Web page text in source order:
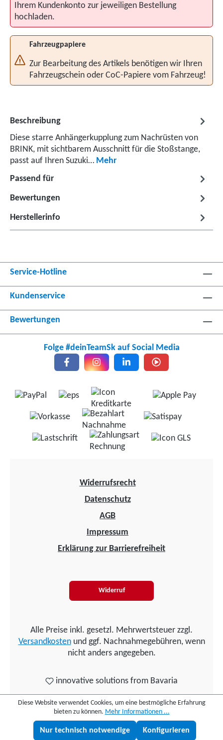
Ihrem Kundenkonto zur jeweiligen Bestellung
hochladen.
Fahrzeugpapiere
Zur Bearbeitung des Artikels benötigen wir Ihren
Fahrzeugschein oder CoC-Papiere vom Fahrzeug!
Beschreibung
Diese starre Anhängerkupplung zum Nachrüsten von
BRINK, mit sichtbarem Ausschnitt für die Stoßstange,
passt auf Ihren Suzuki… Mehr
Passend für
Bewertungen
Herstellerinfo
Service-Hotline
Kundenservice
Bewertungen
Folge #deinTeamSk auf Social Media
Widerrufsrecht
Datenschutz
AGB
Impressum
Erklärung zur Barrierefreiheit
Widerruf
Alle Preise inkl. gesetzl. Mehrwertsteuer zzgl.
Versandkostenund ggf. Nachnahmegebühren, wenn
nicht anders angegeben.
innovative solutions from Bavaria
Diese Website verwendet Cookies, um eine bestmögliche Erfahrung
bieten zu können. Mehr Informationen ...
Nur technisch notwendige Konfigurieren